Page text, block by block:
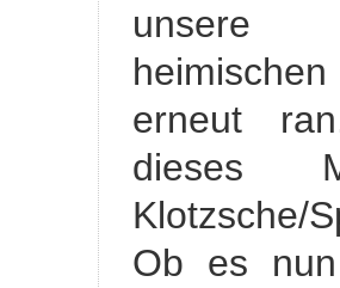
erneut
dieses
Klotzsche/
Ob es